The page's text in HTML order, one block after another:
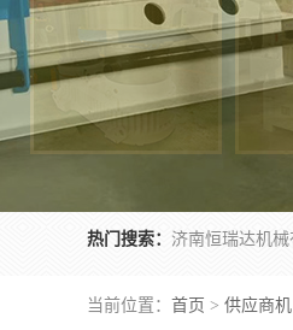
热门搜索：
当前位置： 首页 > 供应商机